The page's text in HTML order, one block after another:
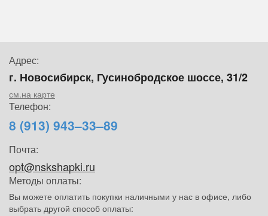
Адрес:
г. Новосибирск, Гусинобродское шоссе, 31/2
см.на карте
Телефон:
8 (913) 943–33–89
Почта:
opt@nskshapki.ru
Методы оплаты:
Вы можете оплатить покупки наличными у нас в офисе, либо
выбрать другой способ оплаты: